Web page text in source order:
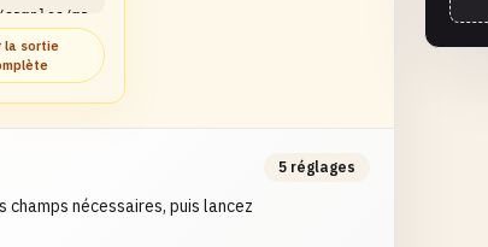
ma
la sortie
champs nécessaires, puis lancez
5 réglages